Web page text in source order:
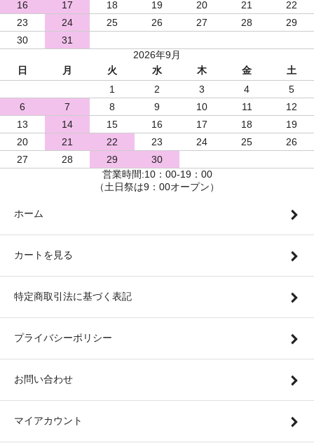
16
17 18 19 20 21
22
23
24 25 26 27 28
29
30
31
2026年9月
日
月 火 水 木 金
土
1
2 3 4
5
6
7 8 9 10 11
12
13
14 15 16 17 18
19
20
21 22 23 24 25
26
27
28 29
30
営業時間:10：00-19：00
（土日祭は9：00オープン）
ホーム
カートを見る
特定商取引法に基づく表記
プライバシーポリシー
お問い合わせ
マイアカウント